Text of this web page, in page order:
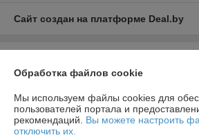
Сайт создан на платформе Deal.by
222519, Беларусь, Минская обл., г.Борисов,
Регистрационный номер ЕГР: 691923499
Обработка файлов cookie
Мы используем файлы cookies для
пользователей портала и
рекомендаций. Вы можете настроить
отключить их.